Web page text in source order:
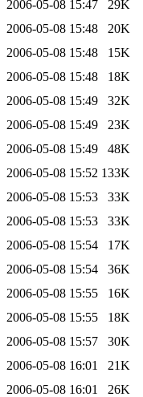
2006-05-08 15:47
29K
2006-05-08 15:48
20K
2006-05-08 15:48
15K
2006-05-08 15:48
18K
2006-05-08 15:49
32K
2006-05-08 15:49
23K
2006-05-08 15:49
48K
2006-05-08 15:52 133K
2006-05-08 15:53
33K
2006-05-08 15:53
33K
2006-05-08 15:54
17K
2006-05-08 15:54
36K
2006-05-08 15:55
16K
2006-05-08 15:55
18K
2006-05-08 15:57
30K
2006-05-08 16:01
21K
2006-05-08 16:01
26K